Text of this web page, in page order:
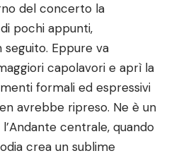
del concerto la
pochi appunti,
Eppure va
capolavori e aprì la
formali ed espressivi
avrebbe ripreso. Ne è un
centrale, quando
crea un sublime